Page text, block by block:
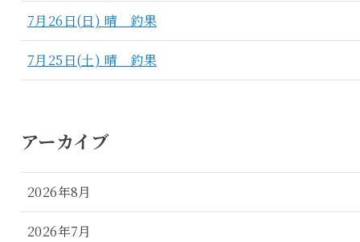
7月26日(日) 晴 釣果
7月25日(土) 晴 釣果
アーカイブ
2026年8月
2026年7月